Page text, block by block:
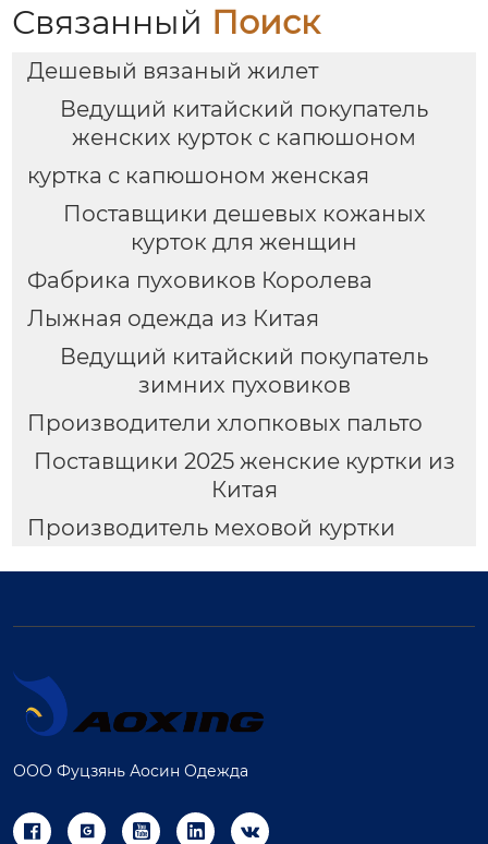
Связанный Поиск
Дешевый вязаный жилет
Ведущий китайский покупатель
женских курток с капюшоном
куртка с капюшоном женская
Поставщики дешевых кожаных
курток для женщин
Фабрика пуховиков Королева
Лыжная одежда из Китая
Ведущий китайский покупатель
зимних пуховиков
Производители хлопковых пальто
Поставщики 2025 женские куртки из
Китая
Производитель меховой куртки
ООО Фуцзянь Аосин Одежда
    